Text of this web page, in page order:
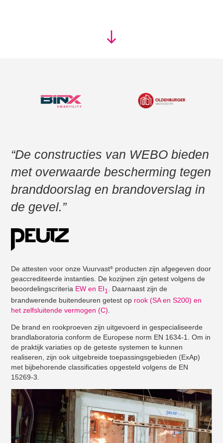
“De constructies van WEBO bieden
met overwaarde bescherming tegen
branddoorslag en brandoverslag in
de gevel.”
De attesten voor onze Vuurvast® producten zijn afgegeven door
geaccrediteerde instanties. De kozijnen zijn getest volgens de
beoordelingscriteria EW en EI1 . Daarnaast zijn de
brandwerende buitendeuren getest op rook (SA en S200) en
het zelfsluitende vermogen (C)
De brand en rookproeven zijn uitgevoerd in gespecialiseerde
brandlaboratoria conform de Europese norm EN 1634-1. Om in
de praktijk variaties op de geteste systemen te kunnen
realiseren, zijn ook uitgebreide toepassingsgebieden (ExAp)
met bijbehorende classificaties opgesteld volgens de EN
15269-3.